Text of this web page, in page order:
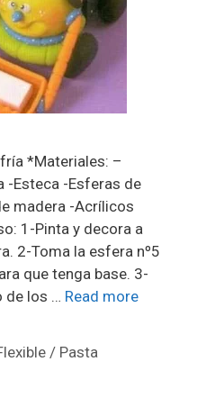
*Materiales: –
-Esteca -Esferas de
madera -Acrílicos
1-Pinta y decora a
2-Toma la esfera nº5
que tenga base. 3-
de los … Read more
/ Pasta